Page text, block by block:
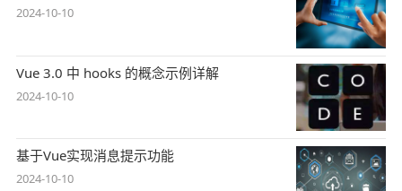
2024-10-10
Vue 3.0 中 hooks 的概念示例详解
2024-10-10
基于Vue实现消息提示功能
2024-10-10